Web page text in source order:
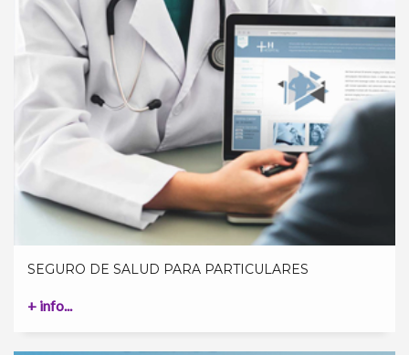
SEGURO DE SALUD PARA PARTICULARES
+ info...